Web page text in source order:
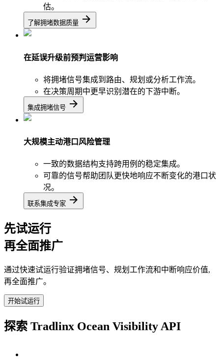
估。
了解拥堵数据质量
在延误升级前预判运营影响
将拥堵信号集成到路由、规划或分析工作流。
在决策周期中更早识别潜在的下游中断。
集成拥堵信号
大规模主动港口风险管理
一致的数据结构支持跨用例的稳定集成。
可靠的信号帮助团队更快地响应不断变化的港口状
况。
联系集成专家
先试运行
再全面推广
通过快速试运行验证拥堵信号、规划工作流和中断响应价值,
再全面推广。
开始试运行
探索 Tradlinx Ocean Visibility API